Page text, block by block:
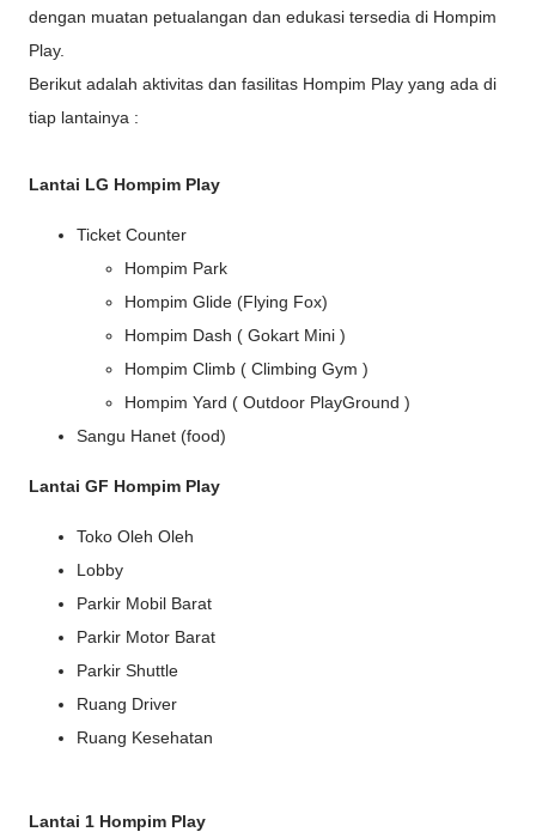
dengan muatan petualangan dan edukasi tersedia di Hompim
Play.
Berikut adalah aktivitas dan fasilitas Hompim Play yang ada di
tiap lantainya :
Lantai LG Hompim Play
Ticket Counter
Hompim Park
Hompim Glide (Flying Fox)
Hompim Dash ( Gokart Mini )
Hompim Climb ( Climbing Gym )
Hompim Yard ( Outdoor PlayGround )
Sangu Hanet (food)
Lantai GF Hompim Play
Toko Oleh Oleh
Lobby
Parkir Mobil Barat
Parkir Motor Barat
Parkir Shuttle
Ruang Driver
Ruang Kesehatan
Lantai 1 Hompim Play